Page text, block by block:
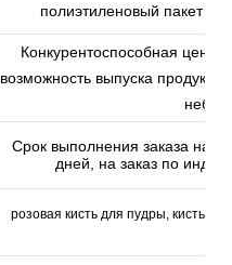
полиэтиленовый пакет
Конкурентоспособная цена,
возможность выпуска
Срок выполнения заказа на
дней, на заказ по
розовая кисть для пудры, кисть